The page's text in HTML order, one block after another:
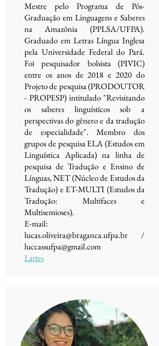
Mestre pelo Programa de Pós-
Graduação em Linguagens e Saberes
na Amazônia (PPLSA/UFPA).
Graduado em Letras Língua Inglesa
pela Universidade Federal do Pará.
Foi pesquisador bolsista (PIVIC)
entre os anos de 2018 e 2020 do
Projeto de pesquisa (PRODOUTOR
- PROPESP) intitulado "Revisitando
os saberes linguísticos sob a
perspectivas do gênero e da tradução
de especialidade". Membro dos
grupos de pesquisa ELA (Estudos em
Linguística Aplicada) na linha de
pesquisa de Tradução e Ensino de
Línguas, NET (Núcleo de Estudos da
Tradução) e ET-MULTI (Estudos da
Tradução: Multifaces e
Multisemioses).
E-mail:
lucas.oliveira@braganca.ufpa.br /
luccassufpa@gmail.com
Lattes